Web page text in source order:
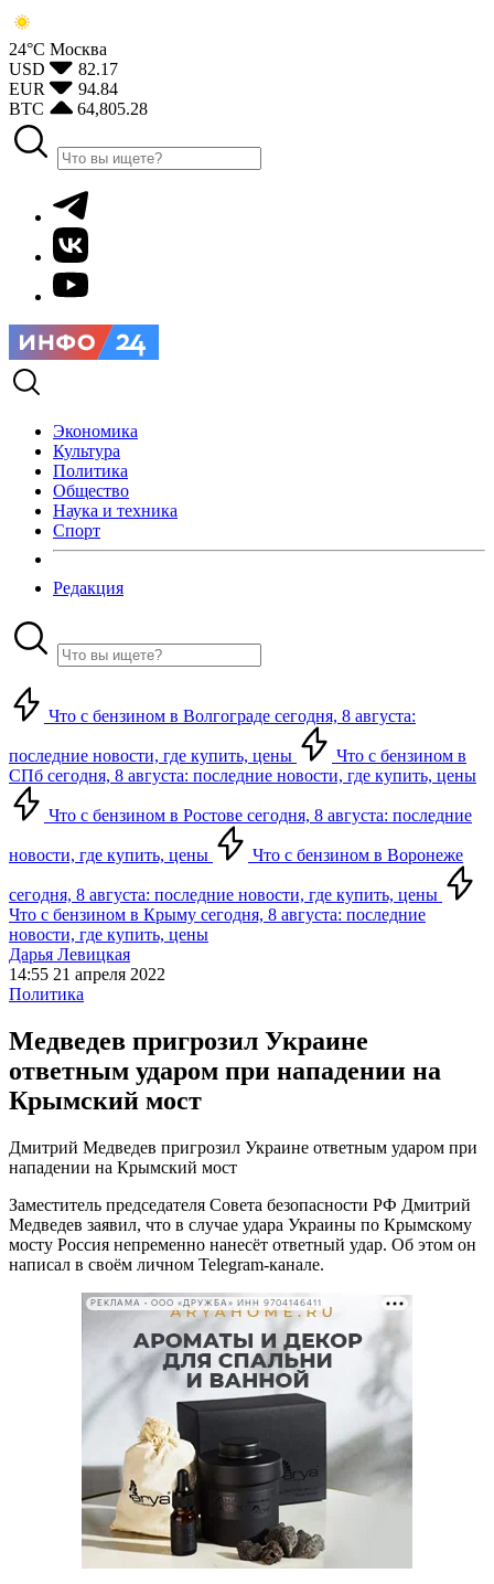
24°С Москва
USD
82.17
EUR
94.84
BTC
64,805.28
Экономика
Культура
Политика
Общество
Наука и техника
Спорт
Редакция
Что с бензином в Волгограде сегодня, 8 августа:
последние новости, где купить, цены
Что с бензином в
СПб сегодня, 8 августа: последние новости, где купить, цены
Что с бензином в Ростове сегодня, 8 августа: последние
новости, где купить, цены Что с бензином в Воронеже
сегодня, 8 августа: последние новости, где купить, цены
Что с бензином в Крыму сегодня, 8 августа: последние
новости, где купить, цены
Дарья Левицкая
14:55 21 апреля 2022
Политика
Медведев пригрозил Украине
ответным ударом при нападении на
Крымский мост
Дмитрий Медведев пригрозил Украине ответным ударом при
нападении на Крымский мост
Заместитель председателя Совета безопасности РФ Дмитрий
Медведев заявил, что в случае удара Украины по Крымскому
мосту Россия непременно нанесёт ответный удар. Об этом он
написал в своём личном Telegram-канале.
РЕКЛАМА • ООО «ДРУЖБА» ИНН 9704146411